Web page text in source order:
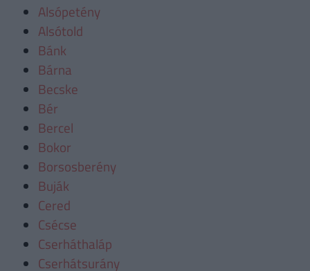
Alsópetény
Alsótold
Bánk
Bárna
Becske
Bér
Bercel
Bokor
Borsosberény
Buják
Cered
Csécse
Cserháthaláp
Cserhátsurány